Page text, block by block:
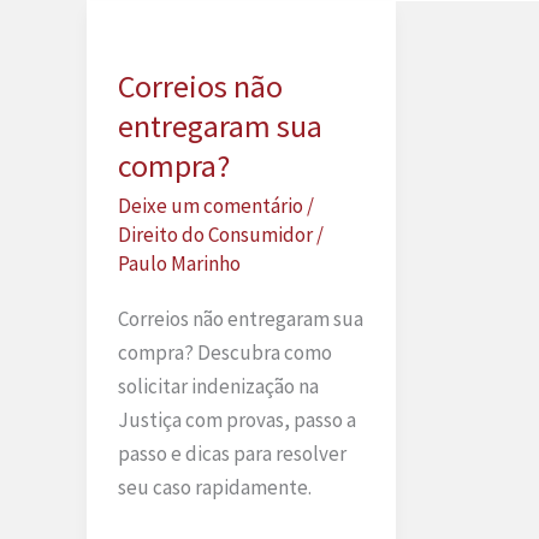
Correios não
entregaram sua
compra?
Deixe um comentário /
Direito do Consumidor/
Paulo Marinho
Correios não entregaram sua
compra? Descubra como
solicitar indenização na
Justiça com provas, passo a
passo e dicas para resolver
seu caso rapidamente.